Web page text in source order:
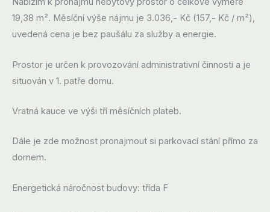
19,38 m². Měsíční výše nájmu je 3.036,- Kč (157,- Kč / m²),
uvedená cena je bez paušálu za služby a energie.
Prostor je určen k provozování administrativní činnosti a je
situován v 1. patře domu.
Vratná kauce ve výši tří měsíčních plateb.
Dále je zde možnost pronajmout si parkovací stání přímo za
domem.
Energetická náročnost budovy: třída F